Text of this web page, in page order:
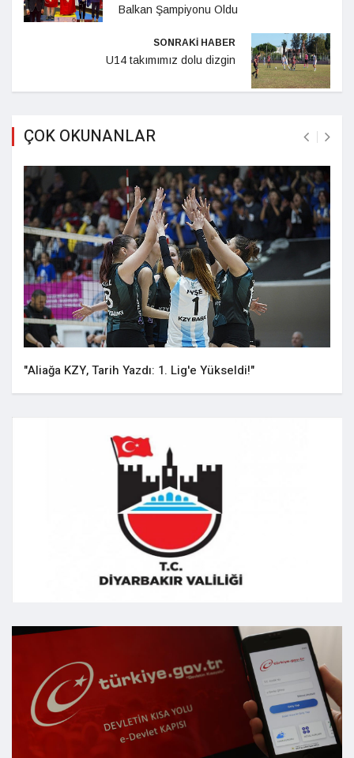
Balkan Şampiyonu Oldu
SONRAKİ HABER
U14 takımımız dolu dizgin
ÇOK OKUNANLAR
"Aliağa KZY, Tarih Yazdı: 1. Lig'e Yükseldi!"